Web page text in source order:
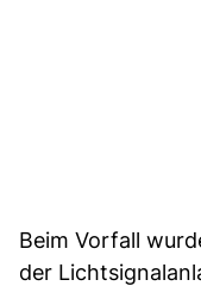
Beim Vorfall
der